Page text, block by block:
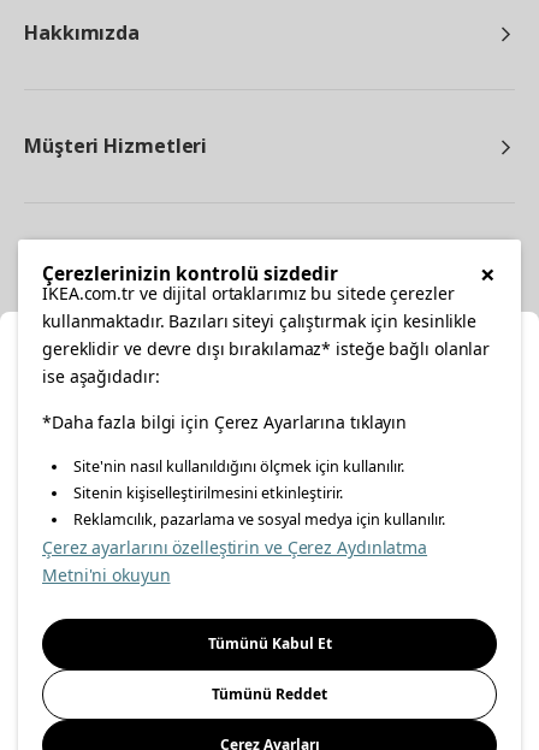
Hakkımızda
Müşteri Hizmetleri
facebooktwitterinstagrampinterestyoutube
linkedin
Enerji Politikası Bilgi Güvenliği Politikası
Gıda Güvenliği Politikası
Önemli Bilgilendirme İnternet Sitesi Gizlilik Politikası
Kişisel Verilerin Korunması
Konumunuzu Seçin
İnternetten vereceğiniz siparişlerinizde size özel hizmet ve
içerikleri görebilmek için lütfen konumuzu seçin.
İl seçiniz
Seçiniz
×
Çerezlerinizin kontrolü sizdedir
IKEA.com.tr ve dijital ortaklarımız bu sitede çerezler
kullanmaktadır. Bazıları siteyi çalıştırmak için kesinlikle
gereklidir ve devre dışı bırakılamaz* isteğe bağlı olanlar
ise aşağıdadır:
*Daha fazla bilgi için Çerez Ayarlarına tıklayın
Site'nin nasıl kullanıldığını ölçmek için kullanılır.
Sitenin kişiselleştirilmesini etkinleştirir.
Reklamcılık, pazarlama ve sosyal medya için kullanılır.
Çerez ayarlarını özelleştirin ve Çerez Aydınlatma
Metni'ni okuyun
Tümünü Kabul Et
Tümünü Reddet
Çerez Ayarları